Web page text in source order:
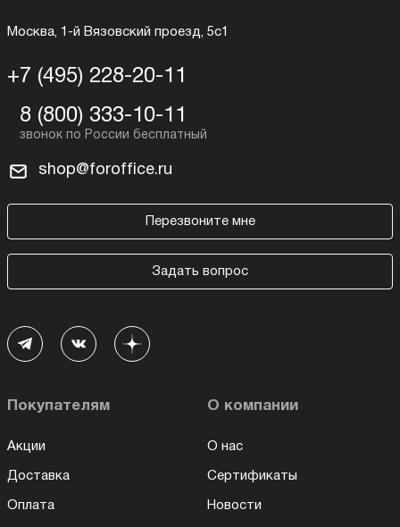
Москва, 1-й Вязовский проезд, 5с1
+7 (495) 228-20-11
8 (800) 333-10-11
shop@foroffice.ru
Перезвоните мне
Задать вопрос
Покупателям
Акции
Доставка
Оплата
О компании
О нас
Сертификаты
Новости